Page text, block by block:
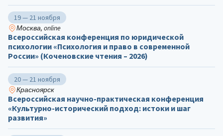
19 — 21 ноября
Москва, online
Всероссийская конференция по юридической
психологии «Психология и право в современной
России» (Коченовские чтения – 2026)
20 — 21 ноября
Красноярск
Всероссийская научно-практическая конференция
«Культурно-исторический подход: истоки и шаг
развития»